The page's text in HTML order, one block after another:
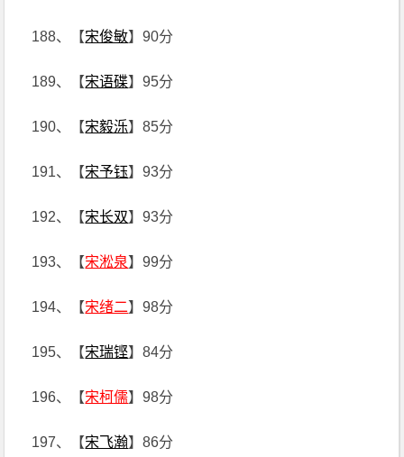
188、【宋俊敏】90分
189、【宋语碟】95分
190、【宋毅泺】85分
191、【宋予钰】93分
192、【宋长双】93分
193、【宋淞泉】99分
194、【宋绪二】98分
195、【宋瑞铿】84分
196、【宋柯儒】98分
197、【宋飞瀚】86分